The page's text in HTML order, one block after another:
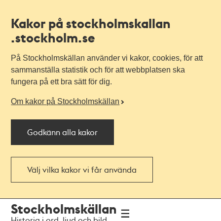
Kakor på stockholmskallan
.stockholm.se
På Stockholmskällan använder vi kakor, cookies, för att
sammanställa statistik och för att webbplatsen ska
fungera på ett bra sätt för dig.
Om kakor på Stockholmskällan
Godkänn alla kakor
Välj vilka kakor vi får använda
navigationen
huvudinnehållet
Stockholmskällan